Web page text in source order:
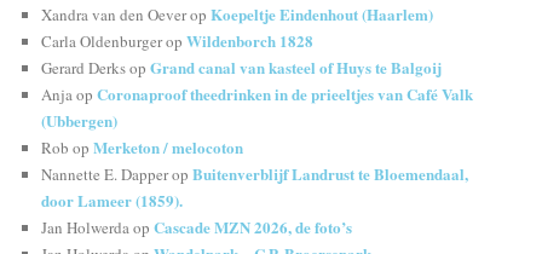
Xandra van den OeveropKoepeltje Eindenhout (Haarlem)
Carla OldenburgeropWildenborch 1828
Gerard DerksopGrand canal van kasteel of Huys te Balgoij
AnjaopCoronaproof theedrinken in de prieeltjes van Café Valk
(Ubbergen)
Rob opMerketon / melocoton
Nannette E. DapperopBuitenverblijf Landrust te Bloemendaal,
door Lameer (1859).
Jan HolwerdaopCascade MZN 2026, de foto’s